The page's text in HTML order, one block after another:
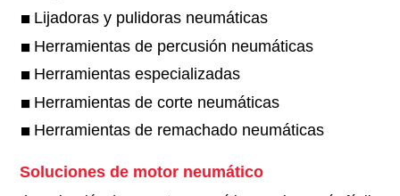
Lijadoras y pulidoras neumáticas
Herramientas de percusión neumáticas
Herramientas especializadas
Herramientas de corte neumáticas
Herramientas de remachado neumáticas
Soluciones de motor neumático